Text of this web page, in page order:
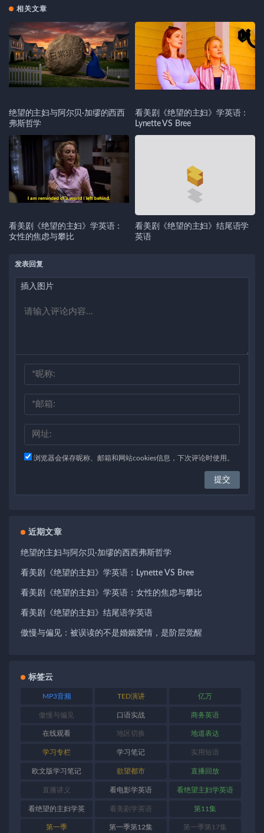
相关文章
绝望的主妇与阿尔贝·加缪的西西
弗斯哲学
看美剧《绝望的主妇》学英语：
Lynette VS Bree
看美剧《绝望的主妇》学英语：
女性的焦虑与攀比
看美剧《绝望的主妇》结尾语学
英语
发表回复
插入图片
浏览器会保存昵称、邮箱和网站cookies信息，下次评论时使用。
近期文章
绝望的主妇与阿尔贝·加缪的西西弗斯哲学
看美剧《绝望的主妇》学英语：Lynette VS Bree
看美剧《绝望的主妇》学英语：女性的焦虑与攀比
看美剧《绝望的主妇》结尾语学英语
傲慢与偏见：被误读的不是婚姻爱情，是阶层觉醒
标签云
MP3音频 TED演讲 亿万
傲慢与偏见 口语实战 商务英语
在线观看 地区切换 地道表达
学习专栏 学习笔记 实用短语
欧文版学习笔记 欲望都市 直播回放
直播讲义 看电影学英语 看绝望主妇学英语
看绝望的主妇学英
语
看美剧学英语 第11集
第一季 第一季第12集 第一季第17集